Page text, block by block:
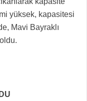
yüksek, kapasitesi
Mavi Bayraklı